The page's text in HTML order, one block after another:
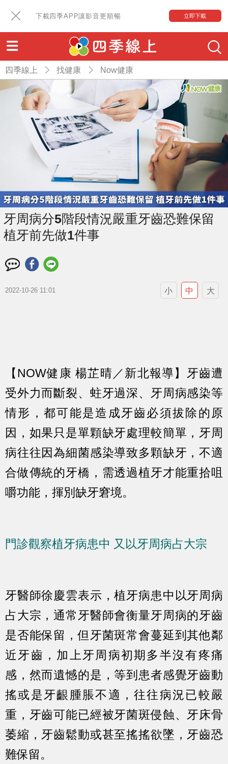
下載四季APP讓影音更順暢 立即下載
四季線上 找健康 Now健康
牙周病分5階段情況嚴重牙齒恐難保留
植牙前先做1件事
2022-10-26 11:01 小 中 大
【NOW健康 楊芷晴／新北報導】牙齒遭
受外力而斷裂、蛀牙過深、牙周病感染等
情形，都可能是造成牙齒必須拔除的原
因，如果只是單顆缺牙處理較簡單，牙周
病往往因為細菌感染導致多顆缺牙，不適
合做傳統的牙橋，需透過植牙才能重拾咀
嚼功能，揮別缺牙窘境。
門診觀察植牙病患中 又以牙周病占大宗
牙醫師徐慶雲表示，植牙病患中以牙周病
占大宗，通常牙醫師會衡量牙周病的牙齒
是否能保留，但牙菌斑常會蔓延到其他鄰
近牙齒，加上牙周病初期多半沒有疼痛
感，然而遺憾的是，等到患者感覺牙齒動
搖或是牙齦腫脹不適，往往病況已較嚴
重，牙齒可能已經被牙菌斑侵蝕、牙床骨
萎縮，牙齒鬆動或甚至搖搖欲墜，牙齒恐
難保留。